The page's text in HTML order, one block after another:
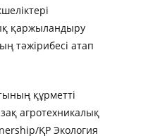
қаржыландыру
тәжірибесі атап
құрметті
агротехникалық
ҚР Экология